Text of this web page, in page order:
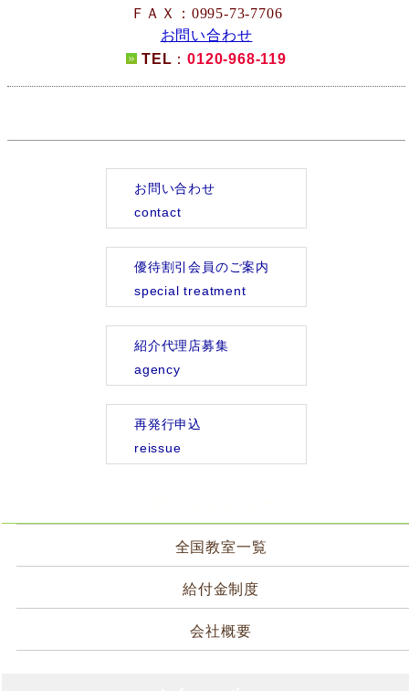
ＦＡＸ：0995-73-7706
お問い合わせ
TEL ：0120-968-119
お問い合わせ
contact
優待割引会員のご案内
special treatment
紹介代理店募集
agency
再発行申込
reissue
全国教室一覧
給付金制度
会社概要